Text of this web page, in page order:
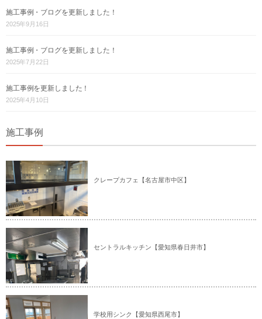
施工事例・ブログを更新しました！
2025年9月16日
施工事例・ブログを更新しました！
2025年7月22日
施工事例を更新しました！
2025年4月10日
施工事例
クレープカフェ【名古屋市中区】
セントラルキッチン【愛知県春日井市】
学校用シンク【愛知県西尾市】